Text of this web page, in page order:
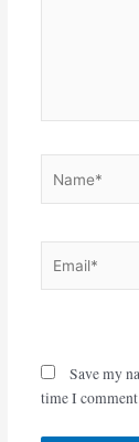
Save my
time I